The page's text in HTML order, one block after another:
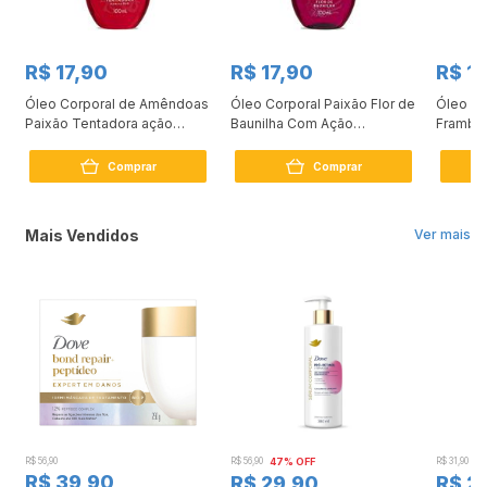
R$ 17,90
Óleo Corporal de Amêndoas
Paixão Tentadora ação
Comprar
R$ 17,90
Óleo Corporal Paixão Flor de
Baunilha Com Ação
Comprar
R$
Óleo
Ver mais
Mais Vendidos
R$ 56,90
R$ 39,90
R$ 56,90 47% OFF R$ 31,90